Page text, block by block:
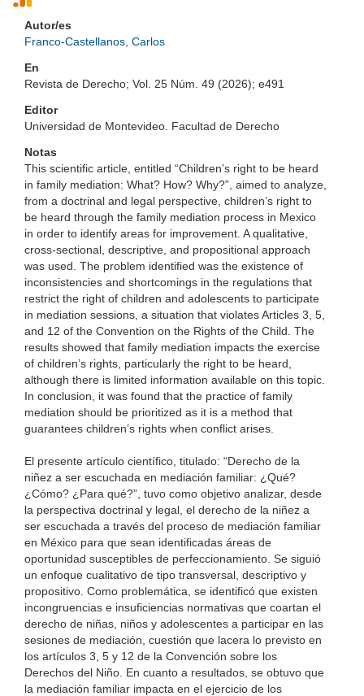
Autor/es
Franco-Castellanos, Carlos
En
Revista de Derecho; Vol. 25 Núm. 49 (2026); e491
Editor
Universidad de Montevideo. Facultad de Derecho
Notas
This scientific article, entitled “Children’s right to be heard
in family mediation: What? How? Why?”, aimed to analyze,
from a doctrinal and legal perspective, children’s right to
be heard through the family mediation process in Mexico
in order to identify areas for improvement. A qualitative,
cross-sectional, descriptive, and propositional approach
was used. The problem identified was the existence of
inconsistencies and shortcomings in the regulations that
restrict the right of children and adolescents to participate
in mediation sessions, a situation that violates Articles 3, 5,
and 12 of the Convention on the Rights of the Child. The
results showed that family mediation impacts the exercise
of children’s rights, particularly the right to be heard,
although there is limited information available on this topic.
In conclusion, it was found that the practice of family
mediation should be prioritized as it is a method that
guarantees children’s rights when conflict arises.
El presente artículo científico, titulado: “Derecho de la
niñez a ser escuchada en mediación familiar: ¿Qué?
¿Cómo? ¿Para qué?”, tuvo como objetivo analizar, desde
la perspectiva doctrinal y legal, el derecho de la niñez a
ser escuchada a través del proceso de mediación familiar
en México para que sean identificadas áreas de
oportunidad susceptibles de perfeccionamiento. Se siguió
un enfoque cualitativo de tipo transversal, descriptivo y
propositivo. Como problemática, se identificó que existen
incongruencias e insuficiencias normativas que coartan el
derecho de niñas, niños y adolescentes a participar en las
sesiones de mediación, cuestión que lacera lo previsto en
los artículos 3, 5 y 12 de la Convención sobre los
Derechos del Niño. En cuanto a resultados, se obtuvo que
la mediación familiar impacta en el ejercicio de los